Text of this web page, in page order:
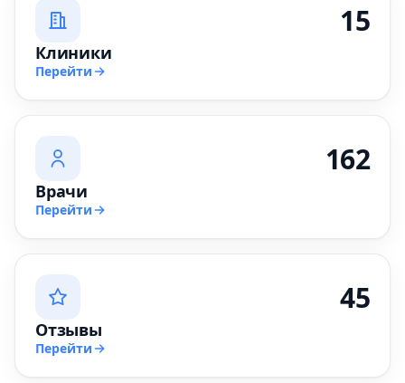
15
Клиники
Перейти
162
Врачи
Перейти
45
Отзывы
Перейти